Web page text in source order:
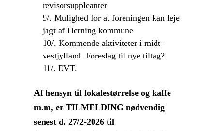
revisorsuppleanter
9/. Mulighed for at foreningen kan leje
jagt af Herning kommune
10/. Kommende aktiviteter i midt-
vestjylland. Foreslag til nye tiltag?
11/. EVT.
Af hensyn til lokalestørrelse og kaffe
m.m, er TILMELDING nødvendig
senest d. 27/2-2026 til